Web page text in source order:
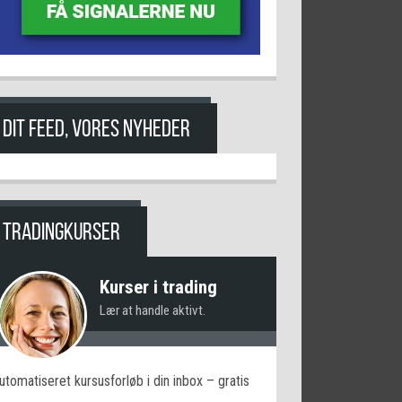
DIT FEED, VORES NYHEDER
TRADINGKURSER
Kurser i trading
Lær at handle aktivt.
kursusforløb i din inbox – gratis